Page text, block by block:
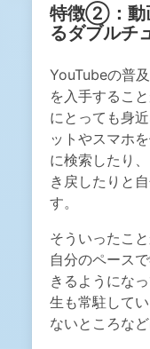
特徴②：動
るダブルチ
YouTubeの普
を入手するこ
にとっても身
ットやスマホ
に検索したり
き戻したりと
す。
そういったこ
自分のペース
きるようにな
生も常駐して
ないところな